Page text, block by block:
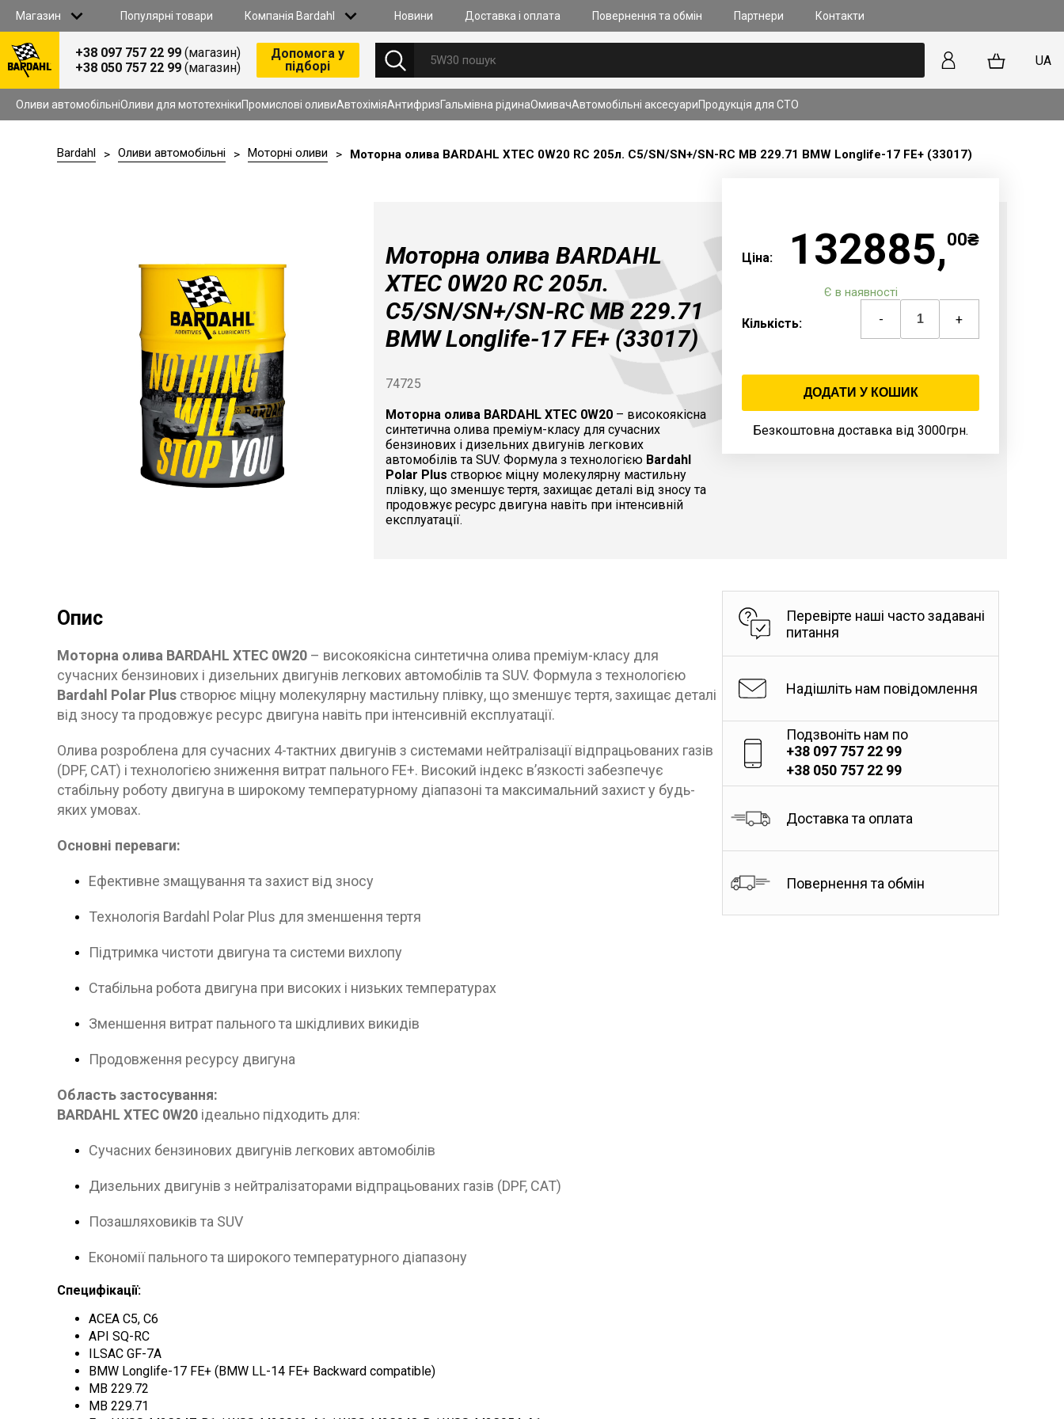
Магазин Популярні товари Компанія Bardahl Новини Доставка i оплата Повернення та обмiн Партнери Контакти
ПРО НАС
КОНТАКТИ
ДОСТАВКА I ОПЛАТА
ПОВЕРНЕННЯ ТА ОБМIН
ЗАХИСТ ВIД ПIДРОБОК
НОВИНИ
27.07.2026
моторах із прямим впорскуванням
ПЕРЕГЛЯНУТИ ВСІ НОВИНИ
Всі товари
Оливи автомобільнi
Оливи для мототехніки
Антифриз
Гальмiвна рiдина
+38 097 757 22 99 (магазин)
+38 050 757 22 99 (магазин)
Допомога у
підборі
UA
Оливи автомобільнiОливи для мототехнікиПромислові оливиАвтохіміяАнтифризГальмiвна рiдинаОмивачАвтомобільні аксесуариПродукція для СТО
Bardahl > Оливи автомобільнi > Моторнi оливи > Моторна олива BARDAHL XTEC 0W20 RC 205л. C5/SN/SN+/SN-RC MB 229.71 BMW Longlife-17 FE+ (33017)
Моторна олива BARDAHL
XTEC 0W20 RC 205л.
C5/SN/SN+/SN-RC MB 229.71
BMW Longlife-17 FE+ (33017)
74725
Моторна олива BARDAHL XTEC 0W20 – високоякісна
синтетична олива преміум-класу для сучасних
бензинових і дизельних двигунів легкових
автомобілів та SUV. Формула з технологією Bardahl
Polar Plus створює міцну молекулярну мастильну
плівку, що зменшує тертя, захищає деталі від зносу та
продовжує ресурс двигуна навіть при інтенсивній
експлуатації.
Ціна: 132885,00₴
Є в наявності
Кількість: - +
ДОДАТИ У КОШИК
Безкоштовна доставка від 3000грн.
Опис
Моторна олива BARDAHL XTEC 0W20 – високоякісна синтетична олива преміум-класу для
сучасних бензинових і дизельних двигунів легкових автомобілів та SUV. Формула з технологією
Bardahl Polar Plus створює міцну молекулярну мастильну плівку, що зменшує тертя, захищає деталі
від зносу та продовжує ресурс двигуна навіть при інтенсивній експлуатації.
Олива розроблена для сучасних 4-тактних двигунів з системами нейтралізації відпрацьованих газів
(DPF, CAT) і технологією зниження витрат пального FE+. Високий індекс в’язкості забезпечує
стабільну роботу двигуна в широкому температурному діапазоні та максимальний захист у будь-
яких умовах.
Основні переваги:
Ефективне змащування та захист від зносу
Технологія Bardahl Polar Plus для зменшення тертя
Підтримка чистоти двигуна та системи вихлопу
Стабільна робота двигуна при високих і низьких температурах
Зменшення витрат пального та шкідливих викидів
Продовження ресурсу двигуна
Область застосування:
BARDAHL XTEC 0W20 ідеально підходить для:
Сучасних бензинових двигунів легкових автомобілів
Дизельних двигунів з нейтралізаторами відпрацьованих газів (DPF, CAT)
Позашляховиків та SUV
Економії пального та широкого температурного діапазону
Специфікації:
ACEA C5, C6
API SQ-RC
ILSAC GF-7A
BMW Longlife-17 FE+ (BMW LL-14 FE+ Backward compatible)
MB 229.72
MB 229.71
Перевірте наші часто задавані
питання
Надішліть нам повідомлення
Подзвоніть нам по
+38 097 757 22 99
+38 050 757 22 99
Доставка та оплата
Повернення та обмін